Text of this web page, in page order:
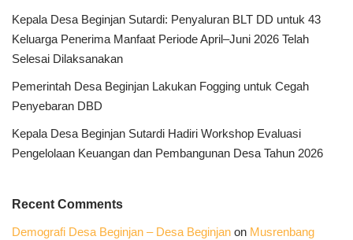
Kepala Desa Beginjan Sutardi: Penyaluran BLT DD untuk 43
Keluarga Penerima Manfaat Periode April–Juni 2026 Telah
Selesai Dilaksanakan
Pemerintah Desa Beginjan Lakukan Fogging untuk Cegah
Penyebaran DBD
Kepala Desa Beginjan Sutardi Hadiri Workshop Evaluasi
Pengelolaan Keuangan dan Pembangunan Desa Tahun 2026
Recent Comments
Demografi Desa Beginjan – Desa Beginjan on Musrenbang